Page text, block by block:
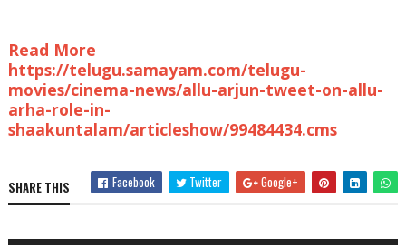
Read More
https://telugu.samayam.com/telugu-
movies/cinema-news/allu-arjun-tweet-on-allu-
arha-role-in-
shaakuntalam/articleshow/99484434.cms
SHARE THIS Facebook Twitter Google+